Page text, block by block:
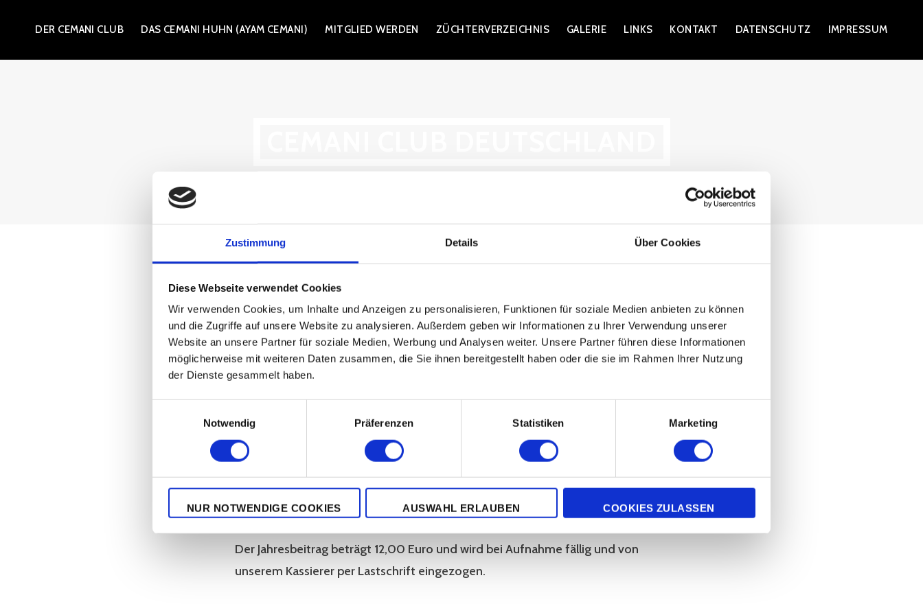
Zustimmung Details Über Cookies
Diese Webseite verwendet Cookies
Wir verwenden Cookies, um Inhalte und Anzeigen zu personalisieren, Funktionen für soziale Medien anbieten zu können
und die Zugriffe auf unsere Website zu analysieren. Außerdem geben wir Informationen zu Ihrer Verwendung unserer
Website an unsere Partner für soziale Medien, Werbung und Analysen weiter. Unsere Partner führen diese Informationen
möglicherweise mit weiteren Daten zusammen, die Sie ihnen bereitgestellt haben oder die sie im Rahmen Ihrer Nutzung
der Dienste gesammelt haben.
Notwendig
Präferenzen Statistiken Marketing
NUR NOTWENDIGE COOKIES AUSWAHL ERLAUBEN COOKIES ZULASSEN
springen
DER CEMANI CLUB DAS CEMANI HUHN (AYAM CEMANI) MITGLIED WERDEN ZÜCHTERVERZEICHNIS GALERIE LINKS KONTAKT DATENSCHUTZ IMPRESSUM
Mitglied werden
Beitrittserklaerung-Sepa
Mitglied des Cemani Club kann jeder Züchter werden, der nach der Satzung des
BDRG einem örtlichen Rassegeflügel- oder Kleintierzuchtverein angehört.
ausfüllen und uns zusenden.
Der Jahresbeitrag beträgt 12,00 Euro und wird bei Aufnahme fällig und von
unserem Kassierer per Lastschrift eingezogen.